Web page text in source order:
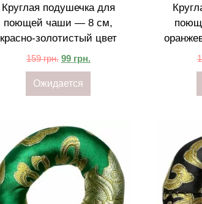
Круглая подушечка для
поющей чаши — 8 см,
красно-золотистый цвет
159грн. 99 грн.
Ожидается